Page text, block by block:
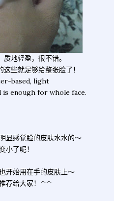
地轻盈，很不错。
些就足够给整张脸了！
based, light
is enough for whole face.
显感觉脸的皮肤水水的～
小了呢！
开始用在手的皮肤上～
荐给大家！^^